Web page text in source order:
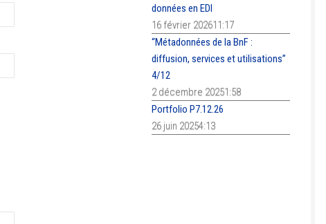
données en EDI
16 février 202611:17
“Métadonnées de la BnF :
diffusion, services et utilisations”
4/12
2 décembre 20251:58
Portfolio P7.12.26
26 juin 20254:13